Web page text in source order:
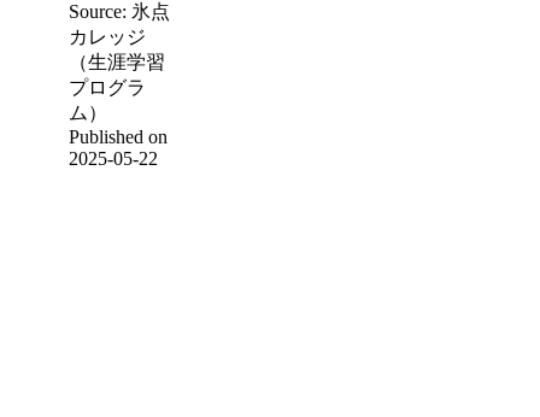
Source: 氷点
カレッジ
（生涯学習
プログラ
ム）
Published on
2025-05-22